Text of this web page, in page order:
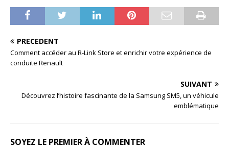
PRÉCÉDENT
Comment accéder au R-Link Store et enrichir votre expérience de
conduite Renault
SUIVANT
Découvrez l’histoire fascinante de la Samsung SM5, un véhicule
emblématique
SOYEZ LE PREMIER À COMMENTER